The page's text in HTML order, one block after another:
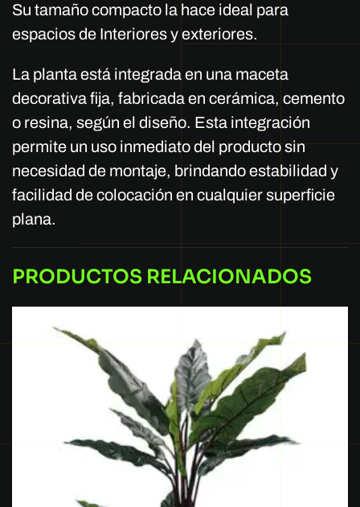
Su tamaño compacto la hace ideal para
espacios de Interiores y exteriores.
La planta está integrada en una maceta
decorativa fija, fabricada en cerámica, cemento
o resina, según el diseño. Esta integración
permite un uso inmediato del producto sin
necesidad de montaje, brindando estabilidad y
facilidad de colocación en cualquier superficie
plana.
PRODUCTOS RELACIONADOS